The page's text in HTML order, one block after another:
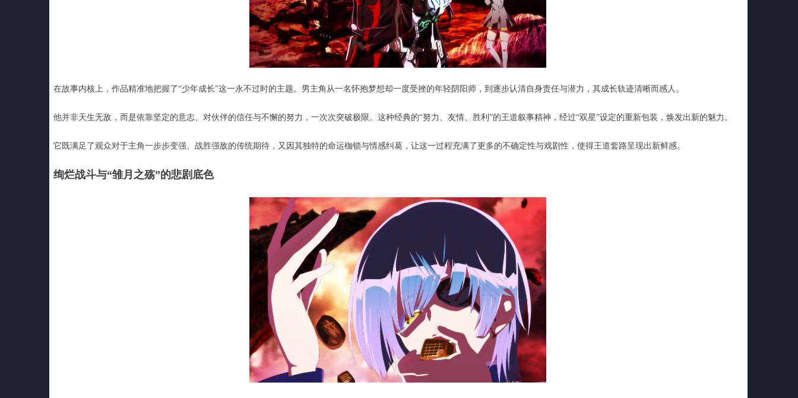
在故事内核上，作品精准地把握了“少年成长”这一永不过时的主题。男主角从一名怀抱梦想却一度受挫的年轻阴阳师，到逐步认清自身责任与潜力，其成长轨迹清晰而感人。
他并非天生无敌，而是依靠坚定的意志、对伙伴的信任与不懈的努力，一次次突破极限。这种经典的“努力、友情、胜利”的王道叙事精神，经过“双星”设定的重新包装，焕发出新的魅力。
它既满足了观众对于主角一步步变强、战胜强敌的传统期待，又因其独特的命运枷锁与情感纠葛，让这一过程充满了更多的不确定性与戏剧性，使得王道套路呈现出新鲜感。
绚烂战斗与“雏月之殇”的悲剧底色